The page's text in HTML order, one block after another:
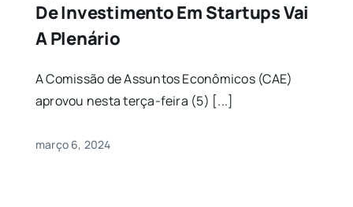
De Investimento Em Startups Vai
A Plenário
A Comissão de Assuntos Econômicos (CAE)
aprovou nesta terça-feira (5) [...]
março 6, 2024